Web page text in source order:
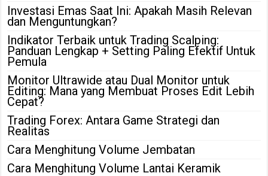
Investasi Emas Saat Ini: Apakah Masih Relevan
dan Menguntungkan?
Indikator Terbaik untuk Trading Scalping:
Panduan Lengkap + Setting Paling Efektif Untuk
Pemula
Monitor Ultrawide atau Dual Monitor untuk
Editing: Mana yang Membuat Proses Edit Lebih
Cepat?
Trading Forex: Antara Game Strategi dan
Realitas
Cara Menghitung Volume Jembatan
Cara Menghitung Volume Lantai Keramik